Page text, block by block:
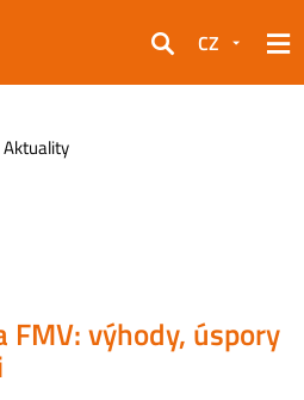
Hledat
CZ
Aktuality
FMV: výhody, úspory